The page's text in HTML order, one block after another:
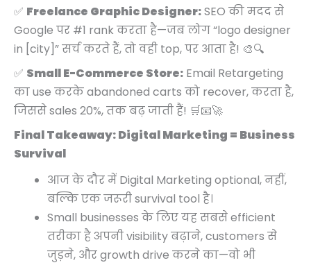
✅ Freelance Graphic Designer:SEO की मदद से
Google पर #1 rank करता है—जब लोग “logo designer
in [city]” सर्च करते हैं, तो वही top, पर आता है! 🎨🔍
✅ Small E-Commerce Store: Email Retargeting
का use करके abandoned carts को recover, करता है,
जिससे sales 20%, तक बढ़ जाती हैं! 🛒📧🚀
Final Takeaway: Digital Marketing = Business
Survival
आज के दौर में Digital Marketing optional, नहीं,
बल्कि एक जरूरी survival tool है।
Small businesses के लिए यह सबसे efficient
तरीका है अपनी visibility बढ़ाने, customers से
जुड़ने, और growth drive करने का—वो भी